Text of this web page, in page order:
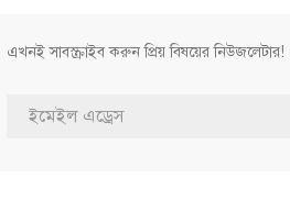
এখনই সাবস্ক্রাইব করুন প্রিয় বিষয়ের নিউজলেটার!